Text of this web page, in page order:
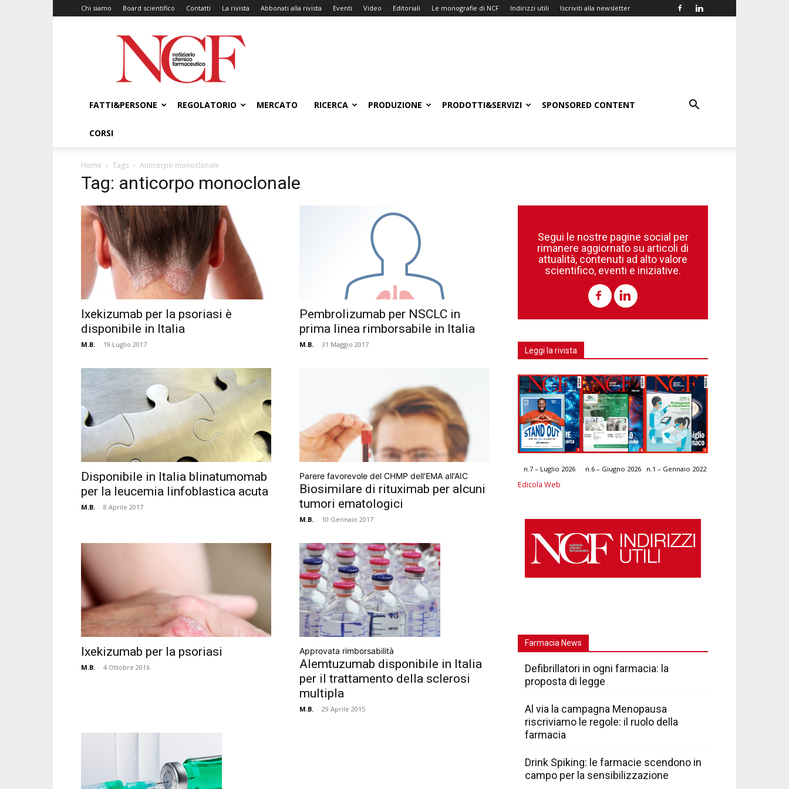
Chi siamo Board scientifico Contatti La rivista Abbonati alla rivista Eventi Video Editoriali Le monografie di NCF Indirizzi utili Iscriviti alla newsletter
NCF
–
Notiziario
Chimico
FATTI&PERSONE
REGOLATORIO MERCATO RICERCA PRODUZIONE PRODOTTI&SERVIZI SPONSORED CONTENT
CORSI
Home Tags Anticorpo monoclonale
Tag: anticorpo monoclonale
Ixekizumab per la psoriasi è
disponibile in Italia
M.B. - 19 Luglio 2017
Pembrolizumab per NSCLC in
prima linea rimborsabile in Italia
M.B. - 31 Maggio 2017
Disponibile in Italia blinatumomab
per la leucemia linfoblastica acuta
M.B. - 8 Aprile 2017
Parere favorevole del CHMP dell'EMA all'AIC
Biosimilare di rituximab per alcuni
tumori ematologici
M.B. - 10 Gennaio 2017
Ixekizumab per la psoriasi
M.B. - 4 Ottobre 2016
Approvata rimborsabilità
Alemtuzumab disponibile in Italia
per il trattamento della sclerosi
multipla
M.B. - 29 Aprile 2015
Segui le nostre pagine social per
rimanere aggiornato su articoli di
attualità, contenuti ad alto valore
scientifico, eventi e iniziative.
Leggi la rivista
n.7 – Luglio 2026 n.6 – Giugno 2026 n.1 – Gennaio 2022
Edicola Web
Farmacia News
Defibrillatori in ogni farmacia: la
proposta di legge
Al via la campagna Menopausa
riscriviamo le regole: il ruolo della
farmacia
Drink Spiking: le farmacie scendono in
campo per la sensibilizzazione